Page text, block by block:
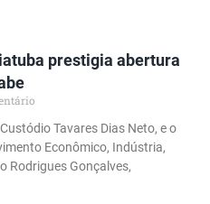
prestigia abertura
Tavares Dias Neto, e o
Econômico, Indústria,
Rodrigues Gonçalves,